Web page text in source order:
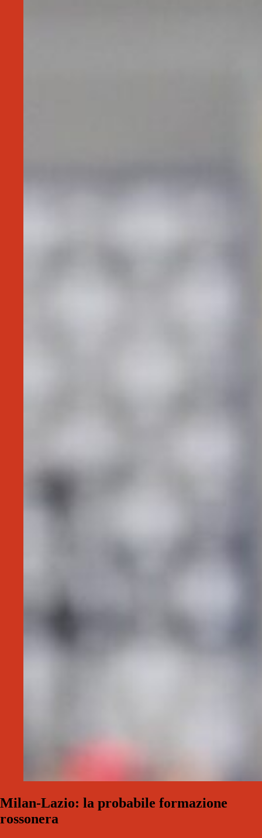
Milan-Lazio: la probabile formazione
rossonera